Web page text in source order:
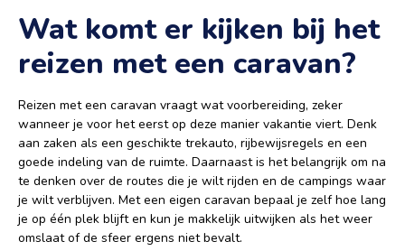
Wat komt er kijken bij het
reizen met een caravan?
Reizen met een caravan vraagt wat voorbereiding, zeker
wanneer je voor het eerst op deze manier vakantie viert. Denk
aan zaken als een geschikte trekauto, rijbewijsregels en een
goede indeling van de ruimte. Daarnaast is het belangrijk om na
te denken over de routes die je wilt rijden en de campings waar
je wilt verblijven. Met een eigen caravan bepaal je zelf hoe lang
je op één plek blijft en kun je makkelijk uitwijken als het weer
omslaat of de sfeer ergens niet bevalt.